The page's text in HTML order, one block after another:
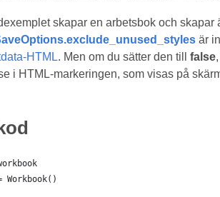
skapar en arbetsbok och
är
HTML. Men om du sätter den till false
i HTML-markeringen, som visas på
Workbook()